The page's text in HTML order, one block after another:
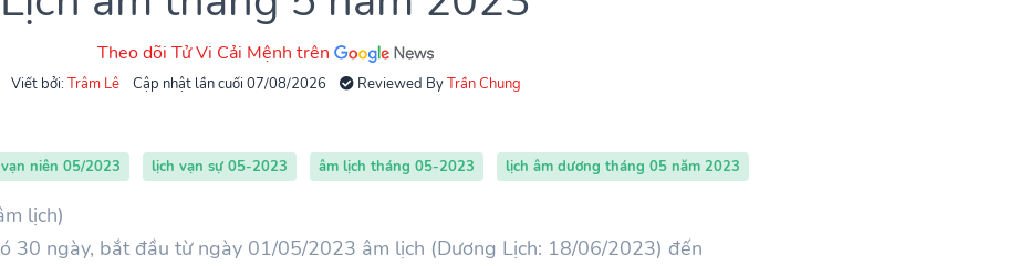
Theo dõi Tử Vi Cải Mệnh trên
Viết bởi: Trâm Lê Cập nhật lần cuối 07/08/2026 Reviewed ByTrần Chung
niên 05/2023 lịch vạn sự 05-2023 âm lịch tháng 05-2023 lịch âm dương tháng 05 năm 2023
lịch)
30 ngày, bắt đầu từ ngày 01/05/2023 âm lịch (Dương Lịch: 18/06/2023) đến